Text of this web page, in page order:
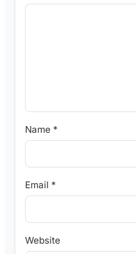
Name *
Email *
Website